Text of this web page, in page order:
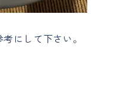
にして下さい。